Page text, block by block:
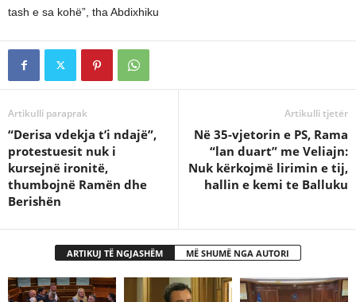
tash e sa kohë”, tha Abdixhiku
Artikulli paraprak
“Derisa vdekja t’i ndajë”,
protestuesit nuk i
kursejnë ironitë,
thumbojnë Ramën dhe
Berishën
Artikulli tjetër
Në 35-vjetorin e PS, Rama
“lan duart” me Veliajn:
Nuk kërkojmë lirimin e tij,
hallin e kemi te Balluku
ARTIKUJ TË NGJASHËM MË SHUMË NGA AUTORI